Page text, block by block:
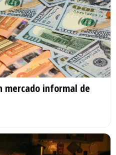
mercado informal de